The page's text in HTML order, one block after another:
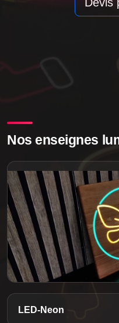
Nos enseignes
LED-Neon